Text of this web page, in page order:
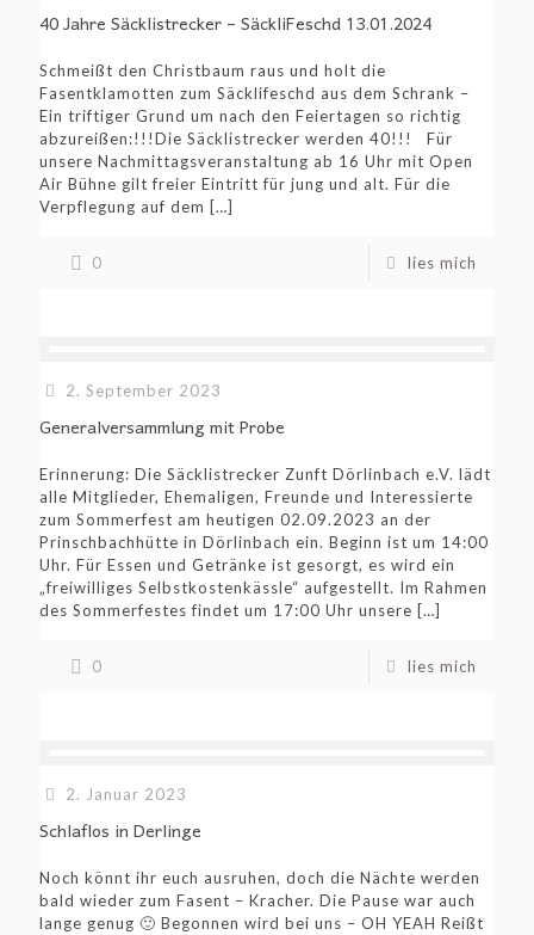
40 Jahre Säcklistrecker – SäckliFeschd 13.01.2024
Schmeißt den Christbaum raus und holt die
Fasentklamotten zum Säcklifeschd aus dem Schrank –
Ein triftiger Grund um nach den Feiertagen so richtig
abzureißen:!!!Die Säcklistrecker werden 40!!! Für
unsere Nachmittagsveranstaltung ab 16 Uhr mit Open
Air Bühne gilt freier Eintritt für jung und alt. Für die
Verpflegung auf dem […]
0 lies mich
2. September 2023
Generalversammlung mit Probe
Erinnerung: Die Säcklistrecker Zunft Dörlinbach e.V. lädt
alle Mitglieder, Ehemaligen, Freunde und Interessierte
zum Sommerfest am heutigen 02.09.2023 an der
Prinschbachhütte in Dörlinbach ein. Beginn ist um 14:00
Uhr. Für Essen und Getränke ist gesorgt, es wird ein
„freiwilliges Selbstkostenkässle“ aufgestellt. Im Rahmen
des Sommerfestes findet um 17:00 Uhr unsere […]
0 lies mich
2. Januar 2023
Schlaflos in Derlinge
Noch könnt ihr euch ausruhen, doch die Nächte werden
bald wieder zum Fasent – Kracher. Die Pause war auch
lange genug 🙂 Begonnen wird bei uns – OH YEAH Reißt